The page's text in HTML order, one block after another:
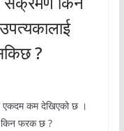
?
एकदम कम देखिएको छ ।
किन फरक छ ?